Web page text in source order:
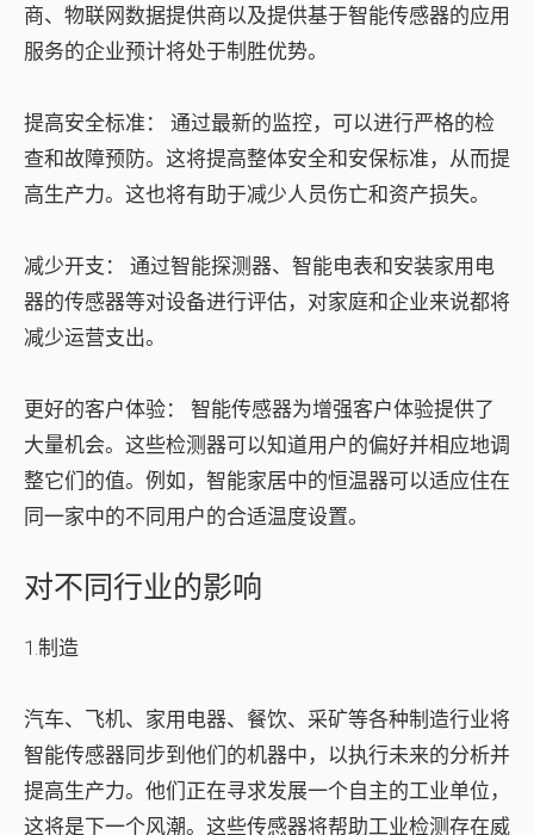
商、物联网数据提供商以及提供基于智能传感器的应用
服务的企业预计将处于制胜优势。
提高安全标准：
通过最新的监控，可以进行严格的检
查和故障预防。这将提高整体安全和安保标准，从而提
高生产力。这也将有助于减少人员伤亡和资产损失。
减少开支：
通过智能探测器、智能电表和安装家用电
器的传感器等对设备进行评估，对家庭和企业来说都将
减少运营支出。
更好的客户体验：
智能传感器为增强客户体验提供了
大量机会。这些检测器可以知道用户的偏好并相应地调
整它们的值。例如，智能家居中的恒温器可以适应住在
同一家中的不同用户的合适温度设置。
对不同行业的影响
1.制造
汽车、飞机、家用电器、餐饮、采矿等各种制造行业将
智能传感器同步到他们的机器中，以执行未来的分析并
提高生产力。他们正在寻求发展一个自主的工业单位，
这将是下一个风潮。这些传感器将帮助工业检测存在威